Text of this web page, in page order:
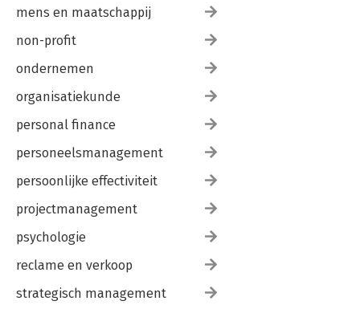
mens en maatschappij
non-profit
ondernemen
organisatiekunde
personal finance
personeelsmanagement
persoonlijke effectiviteit
projectmanagement
psychologie
reclame en verkoop
strategisch management